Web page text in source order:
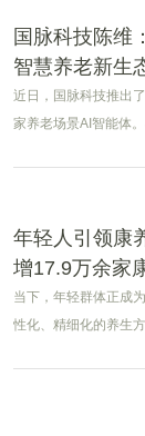
国脉科技陈维
智慧养老新生
近日，国脉科技推出
家养老场景AI智能体
解养老难题提供新的
年轻人引领康
增17.9万余家
当下，年轻群体正成
性化、精细化的养生